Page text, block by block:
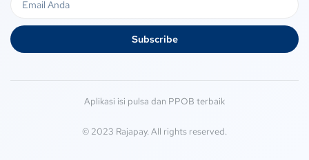
Subscribe
Aplikasi isi pulsa dan PPOB terbaik
© 2023 Rajapay. All rights reserved.